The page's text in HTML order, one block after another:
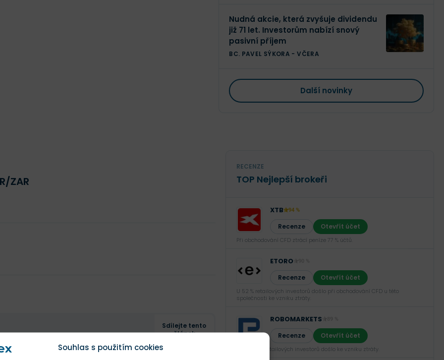
Souhlas s použitím cookies
Nudná akcie, která zvyšuje dividendu
již 71 let. Investorům nabízí snový
pasivní příjem
BC. PAVEL SÝKORA -VČERA
Další novinky
ZAR
autoři stránek Finex.cz a další
Sdílejte tento
článek
RECENZE
TOP Nejlepší brokeři
XTB 94 %
Recenze Otevřít účet
Při obchodování CFD ztrácí peníze 77 % účtů.
ETORO
Recenze Otevřít účet
U 52 % retailových investorů došlo při obchodování CFD u této
společnosti ke vzniku ztráty.
ROBOMARKETS
Recenze Otevřít účet
U 66,02 % retailových investorů došlo ke vzniku ztráty.